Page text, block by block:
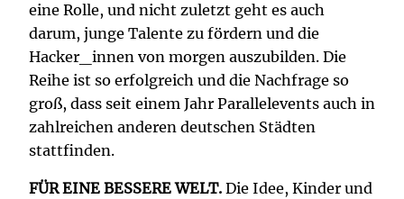
eine Rolle, und nicht zuletzt geht es auch
darum, junge Talente zu fördern und die
Hacker_innen von morgen auszubilden. Die
Reihe ist so erfolgreich und die Nachfrage so
groß, dass seit einem Jahr Parallelevents auch in
zahlreichen anderen deutschen Städten
stattfinden.
FÜR EINE BESSERE WELT. Die Idee, Kinder und